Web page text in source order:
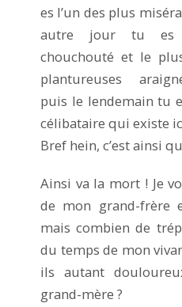
es l’un des plus
autre jour tu es
chouchouté et le
plantureuses
puis le lendemain tu
célibataire qui existe
Bref hein, c’est ainsi
Ainsi va la mort ! Je
de mon grand-frère
mais combien de
du temps de mon
ils autant
grand-mère ?